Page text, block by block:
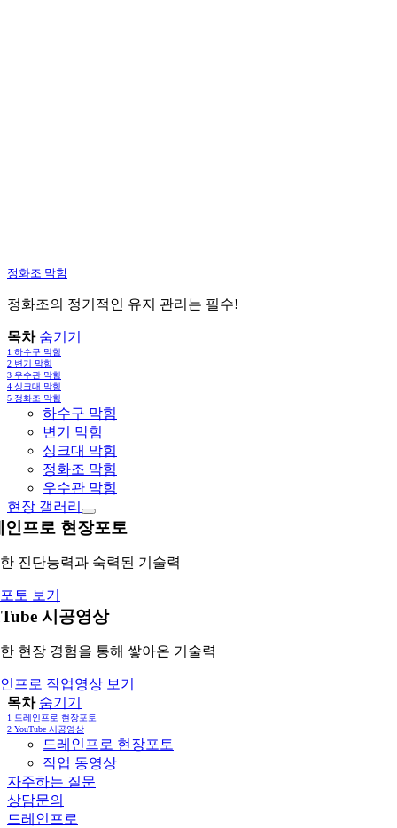
정화조 막힘
정화조의 정기적인 유지 관리는 필수!
목차 숨기기
1 하수구 막힘
2 변기 막힘
3 우수관 막힘
4 싱크대 막힘
5 정화조 막힘
하수구 막힘
변기 막힘
싱크대 막힘
정화조 막힘
우수관 막힘
현장 갤러리
인프로 현장포토
진단능력과 숙력된 기술력
토 보기
시공영상
현장 경험을 통해 쌓아온 기술력
프로 작업영상 보기
목차 숨기기
1 드레인프로 현장포토
2 YouTube 시공영상
드레인프로 현장포토
작업 동영상
자주하는 질문
상담문의
드레인프로